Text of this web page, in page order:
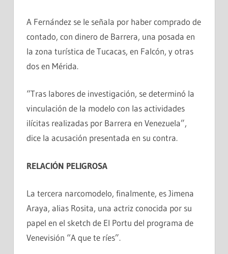
A Fernández se le señala por haber comprado de
contado, con dinero de Barrera, una posada en
la zona turística de Tucacas, en Falcón, y otras
dos en Mérida.
“Tras labores de investigación, se determinó la
vinculación de la modelo con las actividades
ilícitas realizadas por Barrera en Venezuela”,
dice la acusación presentada en su contra.
RELACIÓN PELIGROSA
La tercera narcomodelo, finalmente, es Jimena
Araya, alias Rosita, una actriz conocida por su
papel en el sketch de El Portu del programa de
Venevisión “A que te ríes”.